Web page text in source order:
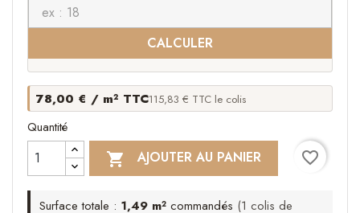
CALCULER
78,00 € / m² TTC115,83 € TTC le colis
Quantité
 AJOUTER AU PANIER favorite_border
Surface totale : 1,49 m²commandés (1 colis de